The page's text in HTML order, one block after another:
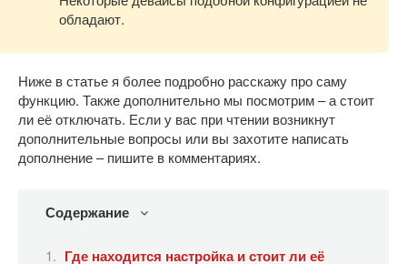
обладают.
Ниже в статье я более подробно расскажу про саму
функцию. Также дополнительно мы посмотрим – а стоит
ли её отключать. Если у вас при чтении возникнут
дополнительные вопросы или вы захотите написать
дополнение – пишите в комментариях.
Содержание
Где находится настройка и стоит ли её